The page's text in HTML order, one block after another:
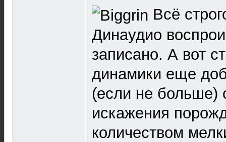
Всё
Динаудио
записано. А вот
динамики еще
(если не больше)
искажения
количеством